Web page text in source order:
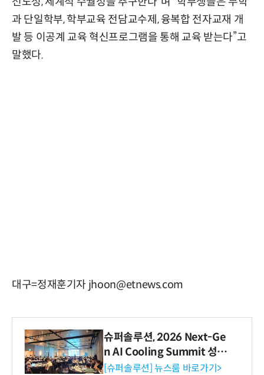
과 단일학부, 학부교육 전담교수제, 융복합 전자교재 개
발 등 이공계 교육 혁신프로그램을 통해 교육 받는다”고
말했다.
대구=정재훈기자 jhoon@etnews.com
슈퍼솔루션, 2026 Next-Ge
n AI Cooling Summit 성황
리 성료
[슈퍼솔루션] 뉴스룸 바로가기>